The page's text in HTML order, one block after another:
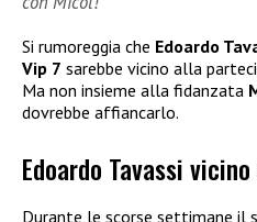
Si rumoreggia che Edoardo
Vip 7 sarebbe vicino alla
Ma non insieme alla fidanzata
dovrebbe affiancarlo.
Edoardo Tavassi
Durante le scorse settimane il